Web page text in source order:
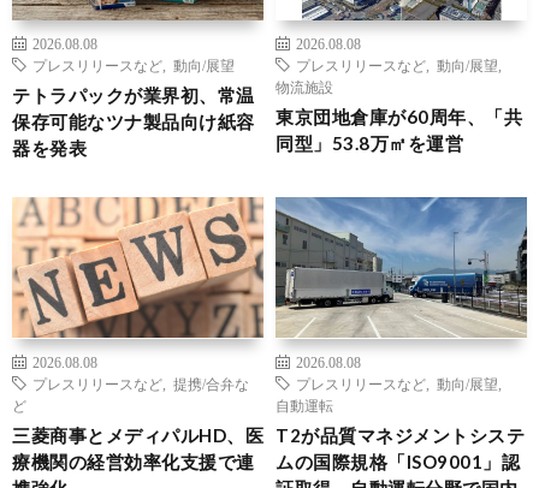
2026.08.08
プレスリリースなど
動向/展望
テトラパックが業界初、常温
保存可能なツナ製品向け紙容
器を発表
2026.08.08
プレスリリースなど
動向/展望
物流施設
東京団地倉庫が60周年、「共
同型」53.8万㎡を運営
2026.08.08
プレスリリースなど
提携/合弁な
ど
三菱商事とメディパルHD、医
療機関の経営効率化支援で連
2026.08.08
プレスリリースなど
動向/展望
自動運転
T2が品質マネジメントシステ
ムの国際規格「ISO9001」認